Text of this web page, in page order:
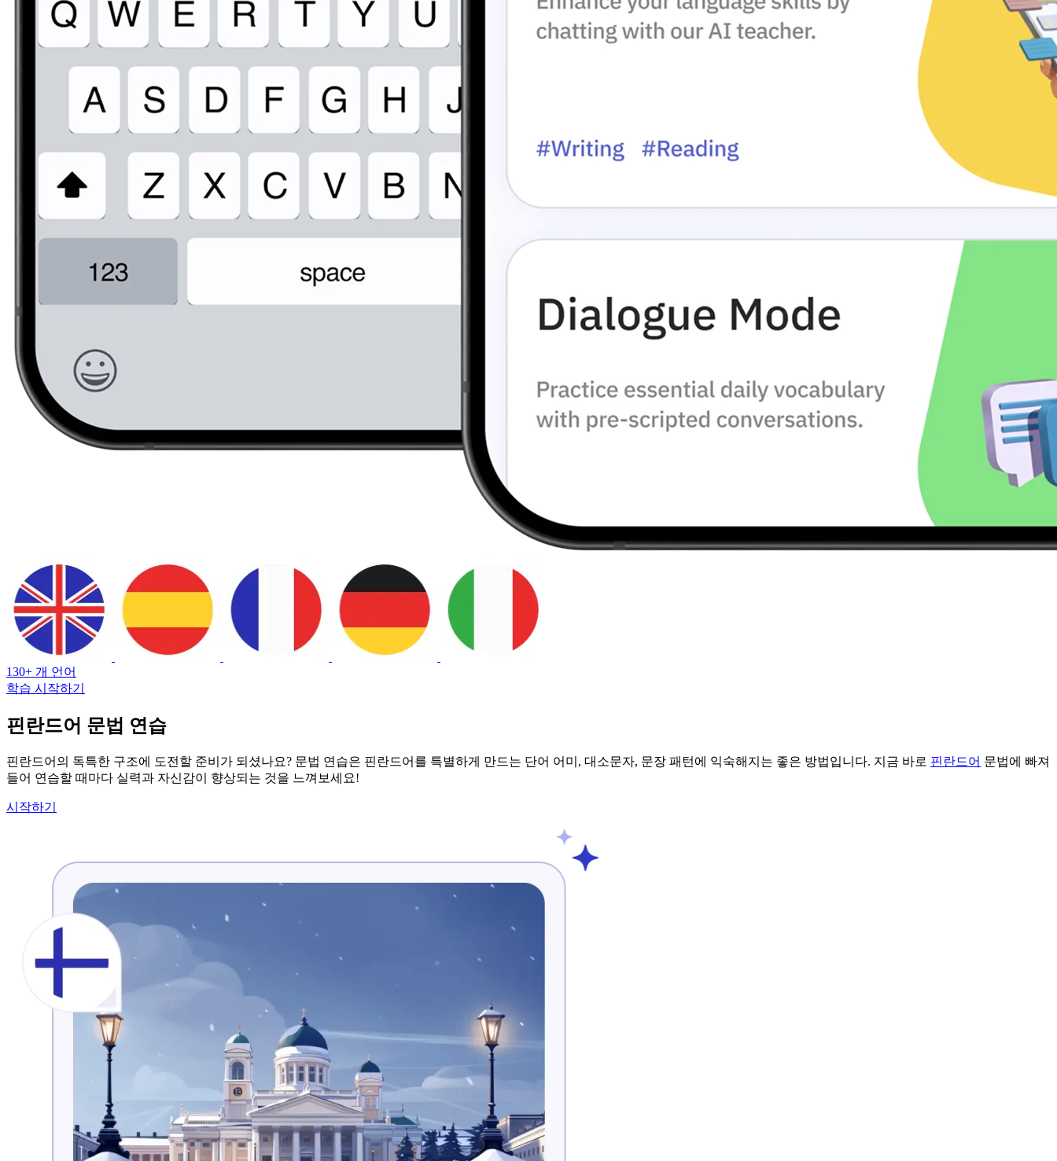
130+ 개 언어
학습 시작하기
핀란드어 문법 연습
핀란드어의 독특한 구조에 도전할 준비가 되셨나요? 문법 연습은 핀란드어를 특별하게 만드는 단어 어미, 대소문자, 문장 패턴에 익숙해지는 좋은 방법입니다. 지금 바로 핀란드어 문법에 빠져
들어 연습할 때마다 실력과 자신감이 향상되는 것을 느껴보세요!
시작하기